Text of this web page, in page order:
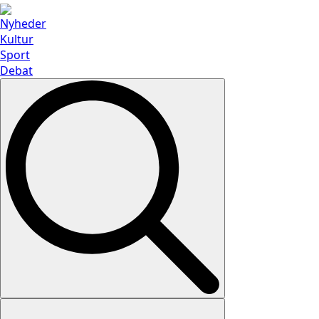
Nyheder
Kultur
Sport
Debat
Search